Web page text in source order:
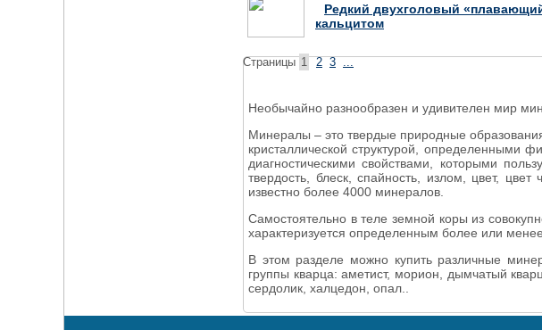
Редкий двухголовый
кальцитом
Страницы 1 2 3
Необычайно разнообразен и удивителен мир
Минералы – это твердые природные
кристаллической структурой, определенными
диагностическими свойствами, которыми
твердость, блеск, спайность, излом, цвет,
известно более 4000 минералов.
Самостоятельно в теле земной коры из
характеризуется определенным более или
В этом разделе можно купить различные
группы кварца: аметист, морион, дымчатый
сердолик, халцедон, опал..